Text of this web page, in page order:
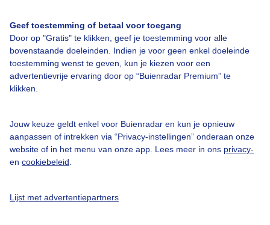
Geef toestemming of betaal voor toegang
Door op "Gratis" te klikken, geef je toestemming voor alle
bovenstaande doeleinden. Indien je voor geen enkel doeleinde
toestemming wenst te geven, kun je kiezen voor een
advertentievrije ervaring door op “Buienradar Premium” te
klikken.
Jouw keuze geldt enkel voor Buienradar en kun je opnieuw
aanpassen of intrekken via “Privacy-instellingen” onderaan onze
website of in het menu van onze app. Lees meer in ons privacy-
en cookiebeleid
Lijst met advertentiepartners
Gebruikersvoorwaarden
Adverteren
Buienradar Team
Privacy beleid
Privacy instellingen
Gratis weerdata
Buienradar